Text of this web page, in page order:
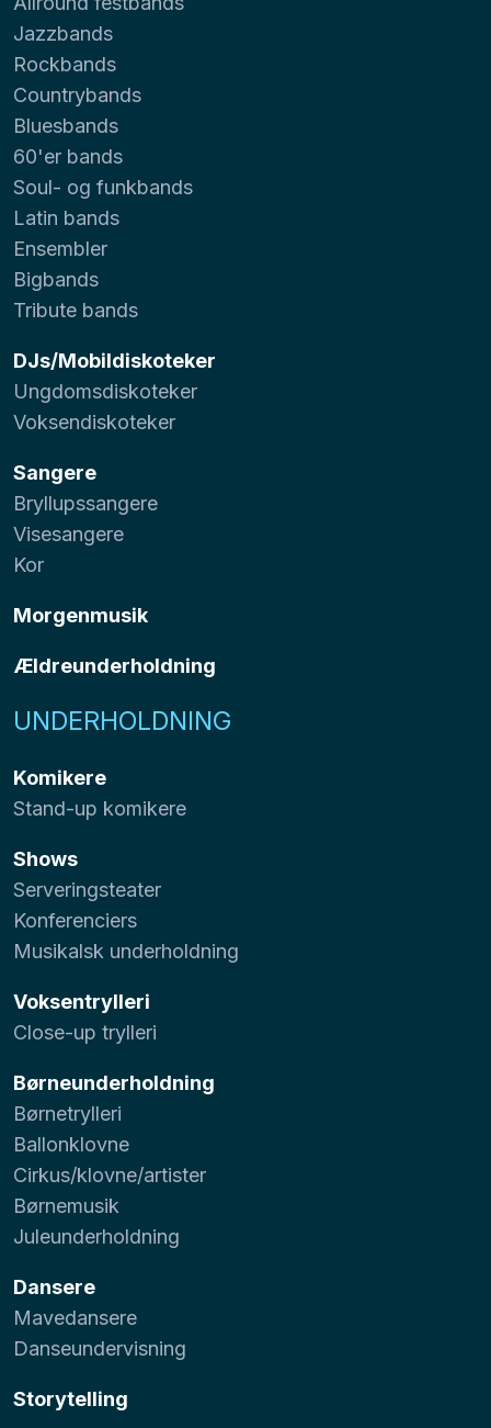
Jazzbands
Rockbands
Countrybands
Bluesbands
60'er bands
Soul- og funkbands
Latin bands
Ensembler
Bigbands
Tribute bands
DJs/Mobildiskoteker
Ungdomsdiskoteker
Voksendiskoteker
Sangere
Bryllupssangere
Visesangere
Kor
Morgenmusik
Ældreunderholdning
UNDERHOLDNING
Komikere
Stand-up komikere
Shows
Serveringsteater
Konferenciers
Musikalsk underholdning
Voksentrylleri
Close-up trylleri
Børneunderholdning
Børnetrylleri
Ballonklovne
Cirkus/klovne/artister
Børnemusik
Juleunderholdning
Dansere
Mavedansere
Danseundervisning
Storytelling